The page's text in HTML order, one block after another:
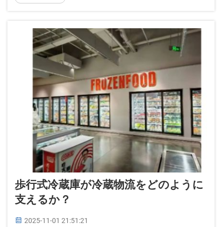
の一つですが、これにより大幅な効率改善が...
歩行式冷蔵庫が冷蔵物流をどのように
支えるか？
2025-11-01 21:51:21